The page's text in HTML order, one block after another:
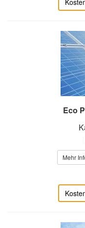
Eco
Mehr